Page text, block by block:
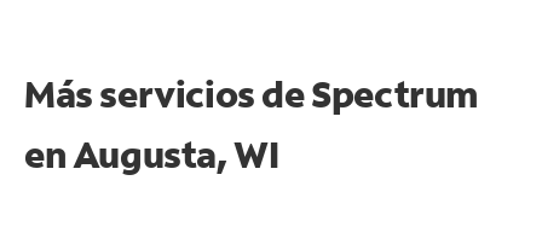
Más servicios de Spectrum
enAugusta, WI